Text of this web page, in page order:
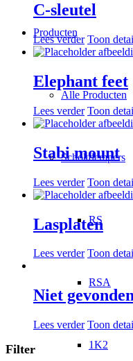
Producten
Alle Producten
Schokdempers
RS
RSA
1K2
C-sleutel
Lees verder Toon
Elephant feet
Lees verder Toon
Stabi mount
Lees verder Toon
Lasplaten
Lees verder Toon
Niet
Lees verder Toon
Filter